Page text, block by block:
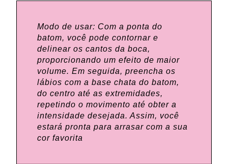
Modo de usar: Com a ponta do
batom, você pode contornar e
delinear os cantos da boca,
proporcionando um efeito de maior
volume. Em seguida, preencha os
lábios com a base chata do batom,
do centro até as extremidades,
repetindo o movimento até obter a
intensidade desejada. Assim, você
estará pronta para arrasar com a sua
cor favorita